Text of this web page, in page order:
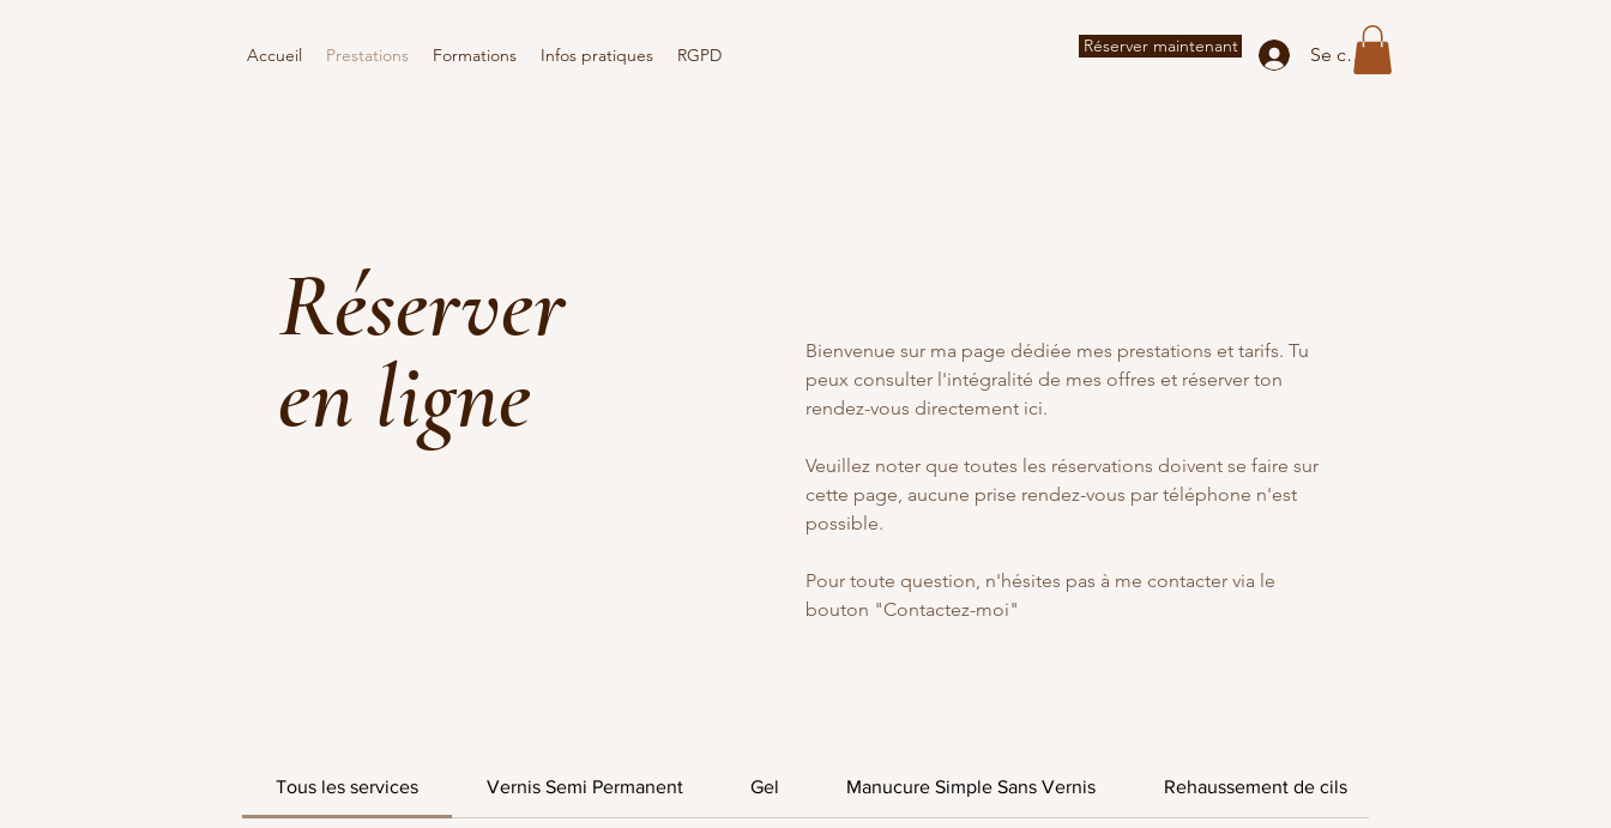
Accueil Prestations Formations Infos pratiques RGPD Réserver maintenant Se connecter
Réserver
en ligne
Bienvenue sur ma page dédiée mes prestations et tarifs. Tu
peux consulter l'intégralité de mes offres et réserver ton
rendez-vous directement ici.
Veuillez noter que toutes les réservations doivent se faire sur
cette page, aucune prise rendez-vous par téléphone n'est
possible.
Pour toute question, n'hésites pas à me contacter via le
bouton "Contactez-moi"
Tous les services Vernis Semi Permanent Gel Manucure Simple Sans Vernis Rehaussement de cils